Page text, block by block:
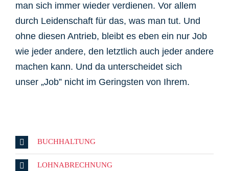
man sich immer wieder verdienen. Vor allem
durch Leidenschaft für das, was man tut. Und
ohne diesen Antrieb, bleibt es eben ein nur Job
wie jeder andere, den letztlich auch jeder andere
machen kann. Und da unterscheidet sich
unser „Job” nicht im Geringsten von Ihrem.
BUCHHALTUNG
LOHNABRECHNUNG